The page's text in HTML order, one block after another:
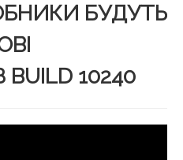
БУДУТЬ
10240